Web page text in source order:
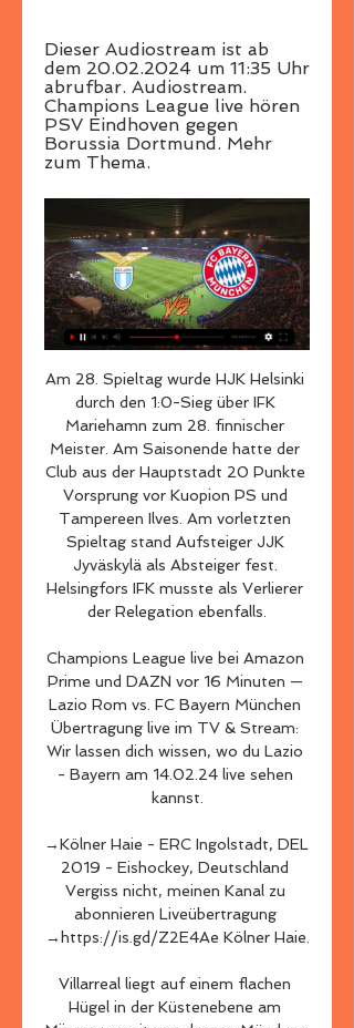
Dieser Audiostream ist ab
dem 20.02.2024 um 11:35 Uhr
abrufbar. Audiostream.
Champions League live hören
PSV Eindhoven gegen
Borussia Dortmund. Mehr
zum Thema.
Am 28. Spieltag wurde HJK Helsinki durch den 1:0-Sieg über IFK Mariehamn zum 28. finnischer Meister. Am Saisonende hatte der Club aus der Hauptstadt 20 Punkte Vorsprung vor Kuopion PS und Tampereen Ilves. Am vorletzten Spieltag stand Aufsteiger JJK Jyväskylä als Absteiger fest. Helsingfors IFK musste als Verlierer der Relegation ebenfalls.

Champions League live bei Amazon Prime und DAZN vor 16 Minuten — Lazio Rom vs. FC Bayern München Übertragung live im TV & Stream: Wir lassen dich wissen, wo du Lazio - Bayern am 14.02.24 live sehen kannst.

→Kölner Haie - ERC Ingolstadt, DEL 2019 - Eishockey, Deutschland Vergiss nicht, meinen Kanal zu abonnieren Liveübertragung →https://is.gd/Z2E4Ae Kölner Haie.

Villarreal liegt auf einem flachen Hügel in der Küstenebene am Mijares unweit von dessen Mündung ins Mittelmeer, etwa acht Kilometer südlich der Provinzhauptstadt Castellón de la Plana in der gleichnamigen Provinz und etwa 60 Kilometer nördlich von Valencia. Geschichte. Die Stadt wurde am 20.

Lazio Rom – Bayern München live im TV und Stream vor 17 Stunden — In Deutschland haben die beiden Streaminganbieter DAZN und Amazon Prime Video die Übertragungsrechte für die Champions League. Dabei besitzt DAZN die Rechte an ...

Lazio Rom vs. FC Bayern heute live: TV & Stream vor 3 Tagen — Im Achtelfinale der Champions League geht es für den FC Bayern gegen Lazio Rom. © FC Bayern München AG – 2024. Impressum · Datenschutz ...

LigaLive.net verwendet Cookies, um für ein optimales Online-Erlebnis zu sorgen. Indem Du unsere Webseite besuchst, stimmst Du der Verwendung von Cookies im Rahmen der Datenschutzerklärung zu.

HC Elbflorenz/Dresden, EHV Aue , 29:25, 2. Bundesliga, Saison 2018/19, 31. Spieltag, Freitag, 26. April 2019, Spielbericht, Spielvorschau, Torschützen, Aufstellungen.

2016-8-15 · Der böse Mönch und die Schildkröte ---Der Buddhismus ist eine der Hauptreligionen in China. Auch in der näheren Umgebung Hangzhous befinden sich einige buddhistische Heiligtümer, von denen das Lingyin-Kloster wohl das berühmteste ist.

Vergleich: Annick Melgers vs. Diana Chehoudi 14.08.2019 - W15 Oldenzaal Annick Melgers vs. Diana Chehoudi 14.08.2019 TennisErgebnisse.net » W15 Oldenzaal » Annick Melgers …

Schlechtes Wetter ist gleich viel besser zu etragen, wenn man sich darauf vorbereiten kann. Auch deshalb gibt es auf Zoover die 14-Tage Wettervorhersage für Freiburg (Baden-Württemberg Deutschland). Für Ihren Urlaub in Freiburg (Baden-Württemberg Deutschland) wünschen wir Ihnen natürlich trotzdem nur die schönsten Wetterbedingungen. Viel.

Leoben Gratkorn Kremser SC Donau Linz Post SV Wien Gleinstatten SPG Axams Gotzens Langenrohr SV Wurmla SV Spittal Waidhofen-Ybbs SAK Klagenfurt SV Schwechat Parndorf ASK Voitsberg Union St.Florian Feldkirchen SC Ritzing Bad Schallerbach Hallein 04 First Wien 1894 Micheldorf Haitzendorf Irdning Kapfenberg (Youth) Grossklein FC Blau Weiss.

Schon seit 1997 bietet Lucky Bike in Chemnitz alles rund ums Fahrrad. Im Stadtteil Sigmar, in der Nähe der Pelzmühle gelegen, wurden die ehemaligen Räumlichkeiten der Diamant Fahrradwerke bezogen, womit ein Bogen geschlagen werden konnte vom traditionellen …

dbFCZ ist eine Online-Datenbank, die alle Spiele des Fussballclubs Zürich (FCZ) nachweist. Bis heute sind alle Pflichtspiele und die meisten Freundschaftsspiele (insgesamt 3888) zwischen dem 12.08.1945 und dem 29.09.2019 erfasst.

Die Zeit in Lettland ist aktuell 1 Stunde vor der Zeit in Deutschland. Um 12:00 Uhr Mittags in Deutschland ist es in entsprechend bereits 13:00 Uhr.

Programm U18 17.-22.07.2009 Traininslager mit 3 Länderspielen 19.07.2009 in Davos (17:30): Schweiz - Deutschland 4:3 (2:0, 0:2, 1:1, 1:0) n.V. - Tore: Haas, Neher, Kukan, Vermin.

Alle Infos, wie Ihr Lazio Rom vs. FC Bayern verfolgen könnt 23.02.2021 — Wird Lazio gegen Bayern im Free-TV übertragen? Nein, die Partie gibt CoronavirusDouglas CostaFC Bayern MünchenHansi FlickLazio RomRB Leipzig ...

Statistic Eintracht Frankfurt Vs Benfica. Pertemuan ke dua team di 5 Pertandingan terakhir Eintracht Frankfurt Vs Benfica : Kedua klub sepak bola belum pernah bertanding sebelumnya. 5 Pertandingan Terakhir Bermain Eintracht Frankfurt : 08/03/19 Eintracht Frankfurt 0 – 0 Internazionale 12/03/19 Fortuna Düsseldorf 0 – 3 Eintracht Frankfurt

Flammendes Ofenfeuer und ganz viel Zeit... LEDA Kaminöfen haben zwei Seelen, die sich in seinem Umfeld entfalten: Er trägt gestalterisch zum individuellen Interieur Ihres Wohnraums bei, schafft eine angenehme Wohlfühl-Atmosphäre und bildet so das wärmende Zentrum in Ihrem privaten Reich.

Alle Infos zum Spiel in der DEL - 6. Viertelfinale - Düsseldorfer EG gegen Augsburger Panther mit direktem Vergleich, Torschützen und Tippspiel.

Lazio Rom gegen Bayern München im Live-Stream vor 9 Stunden — Lazio Rom vs. FC Bayern heute live im TV: Übertragung. Das Spiel zwischen Lazio Rom und dem FC Bayern München läuft beim Streamingdienst DAZN.

Neben Östersunds IK Ergebnissen kannst du 100+ Eishockeybewerben aus 15 Ländern auf der ganzen Welt auf FlashScore.at folgen. Klicke einfach auf den Ländernamen im linken Menü und wähle deinen Bewerb (Liga, Pokal oder Turnier). Östersunds IK Ergebnisse Service ist in Echtzeit und wird live upgedatet. Nächsten Spiele: 20.10.

Augsburger Panther, a Flipboard topic with the latest stories powered by top publications and the best from the Flipboard community Grizzlys vorerst ohne Button und Likens Die Grizzlys Wolfsburg müssen in der Deutschen Eishockey Liga vorerst auf Verteidiger Ryan Button verzichten.

22. Okt. 2019 - Miete von Leuten in Rutten, Niederlande ab 18€/Nacht. Finde einzigartige Unterkünfte bei lokalen Gastgebern in 191 Ländern. Fühl dich mit Airbnb weltweit zuhause.

FC Bayern: Champions League im Livestream und TV sehen 23.02.2021 — Anpfiff der heutigen Partie ist um 21:00 Uhr, gespielt wird in der Red Bull Arena im Stadio Olimpico in Rom. Lazio Rom ...

Vienna Capitals wehren Comeback der Bulldogs ab. via Sky Sport Austria. 22.09.2019, 20:32. Die spusu Vienna Capitals haben ihren 20. Sieg über die Dornbirn Bulldogs gefeiert. Die Vorarlberger mussten ihren Roadtrip, am Samstag unterlagen sie in Fehérvár in der Verlängerung, mit nur einem Punkt beenden.

Lazio Rom gegen den FC Bayern im TV, Liveticker und vor 8 Stunden — How to watch Lazio vs Bayern Munich: TV channel and live stream for Champions League game today · OneFootball Videos · In diesem Artikel erwähnt.

Bus zwischen Alba & Brixen Gratis WLAN, Steckdosen & Toiletten Papierloses und umweltfreundliches Reisen Falls Du Probleme beim Zugriff auf diese Website hast, wende Dich bitte telefonisch an 0800 80 25 57 oder nutze die FlixBus Google Assistant App .

"Das ist ein ganz anderes Niveau" Man habe gegen eine Topmannschaft "im Großen und Ganzen wenig zugelassen. Das ist ein ganz anderes Niveau, als das, was wir bisher erlebt haben. Da sieht man.

Zur Artikel-Übersicht TSV Hannover-Burgdorf. Menü . Suche. Anmelden. Anzeigen & Märkte. Jobs Immobilien Autos Trauer Kleinanzeigen Tiere Familie Dienstleister finden Themenwelten Mediadaten.

Bruno Paulista ist ein 23-jähriger Fußballspieler aus Brasilien, (* 21.08.1995 in Nova Odessa, Brasilien). Bruno Paulista spielt seit 2018 bei Londrina Esporte Clube (PR) (LEC). Er spielt auf der Position Defensives Mittelfeld. Sein Marktwert beträgt 900 Tsd. €.

Finden Sie Top-Angebote für 2x Block 206 Reihe 1 Ice Tigers Nürnberg Vs. Adler Mannheim am 13.09.2019 bei eBay. Kostenlose Lieferung für viele Artikel!

Die 0:2 Niederlage gegen Borussia Dortmund beendete jedoch im Achtelfinale den Run des FC Augsburg auf den DFB-Pokal. Doch immerhin gelang es dem Verein, sich weiter in der Bundesliga zu halten.

Motorrad Leben. Hammer Sound. Nachwuchs VEU Feldkirch. Amateur Sports Team. Liwest Black Wings Linz. Sports Club. Pro Eishockey Schiedsrichter. Sports Team. EHC Liwest Black Wings Juniors. Sports Club. Scoots - Embody your Style. Clothing (Brand) Absolut Eislöwen Lustenau.

Die Raiffeisen Bankengruppe befindet sich zur Gänze in österreichischem Eigentum. 24.700 Mitarbeiter sorgen für Nachhaltigkeit und Nähe bei der Beratung und Begleitung in allen finanziellen Angelegenheiten. Sie erstellen gemeinsam mit ihren Kunden passende Lösungen für alle Lebensabschnitte und -situationen.

News Deutschland > Sport > HSV (Hamburger SV) vs. Magdeburg: TV, LIVE-STREAM, Highlights, LIVE-TICKER, Aufstellungen – alle Infos zur Übertragung der 2.

Wetter in Sion, 01.11.2019. Am Freitag ist es mehrheitlich bewölkt und meist trocken. Am Abend überwiegt stark bewölktes Wetter mit leichtem Regen. Die Frühtemperaturen liegen um 10 Grad. Tagsüber werden maximal 14 Grad erreicht. Die Tiefstwerte in der kommenden Nacht liegen bei rund 9 …

FC Bayern bei Lazio Rom heute im TV, Stream & Live-Ticker vor 8 Stunden — Sehen Sie sich die Schlacht von Lazio Rom und FC Bayern München bei Stadio Olimpico live aus Roma an!

Ligue 2 Live-Kommentar für Chamois Niortais vs. FC Valenciennes am 4. Dezember 2018, mit allen Statistiken und wichtigen Ereignissen, ständig aktualisiert.

4 B 10:15 Tecnofutbol Austria WSG Wattens 1 0 7 A 10:45 FC Wacker Innsbruck USK Anif 3 0 6 B 10:30 First Vienna Football Club TSV St. Johann im Pongau 1 0 9 A 11:00 NK Bubamara Zagreb. 23 A 12:45 SV Raika Kuchl II FC Wacker Innsbruck 0 6 22 B 12:30 Auswahl Tennengau First Vienna Football Club 1 6- …

Nassim Boujellab, 20, aus Marokko FC Schalke 04, seit 2018 Zentrales Mittelfeld Marktwert: 1,50 Mio. € * 20.06.1999 in Hohenlimburg, Deutschland

Panther punkten gegen Düsseldorfer EG Die Augsburger Panther haben am Abend zuhause 2:0 gegen die Düsseldorfer EG gewonnen. Im Stadion war Bundestrainer Marco Sturm und der hatte vor allem einen Spieler im Blick. Stürmer Thomas Holtzmann, den Sturm möglicherweise in drei Wochen für den Deutschland-Cup ins Nationalteam berufen möchte, so.

Die offizielle Homepage der Füchse Duisburg. 24. Oktober 2019 24. Oktober 2019 Kommentare deaktiviert für Indians kommen in den Fuchsbau – Sonntag Derby in Krefeld AIS